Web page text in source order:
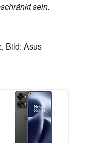
sein.
, Bild: Asus